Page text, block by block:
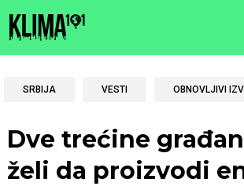
SRBIJA VESTI OBNOVLJIVI
Dve trećine
želi da proizvodi